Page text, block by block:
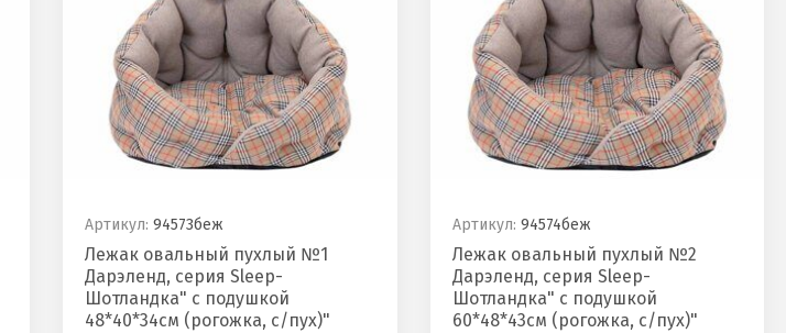
Артикул: 94573беж
Лежак овальный пухлый №1
Дарэленд, серия Sleep-
Шотландка" с подушкой
48*40*34см (рогожка, с/пух)"
Артикул: 94574беж
Лежак овальный пухлый №2
Дарэленд, серия Sleep-
Шотландка" с подушкой
60*48*43см (рогожка, с/пух)"